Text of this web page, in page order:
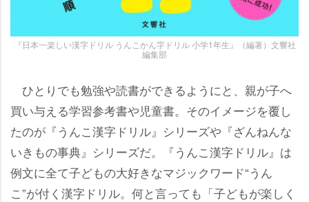
『日本一楽しい漢字ドリル うんこかん字ドリル 小学1年生』（編著）文響社
編集部
ひとりでも勉強や読書ができるようにと、親が子へ
買い与える学習参考書や児童書。そのイメージを覆し
たのが『うんこ漢字ドリル』シリーズや『ざんねんな
いきもの事典』シリーズだ。『うんこ漢字ドリル』は
例文に全て子どもの大好きなマジックワード“うん
こ”が付く漢字ドリル。何と言っても「子どもが楽しく